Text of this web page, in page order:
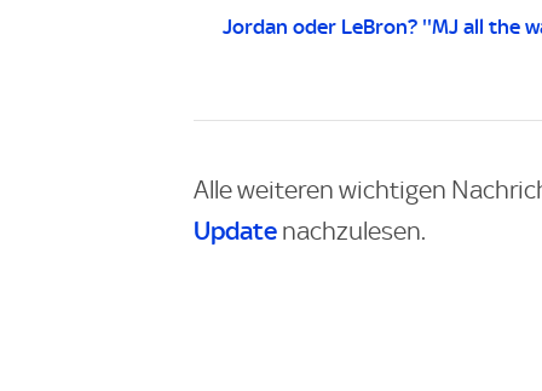
Jordan oder LeBron? ''MJ all the
Alle weiteren wichtigen
Update nachzulesen.